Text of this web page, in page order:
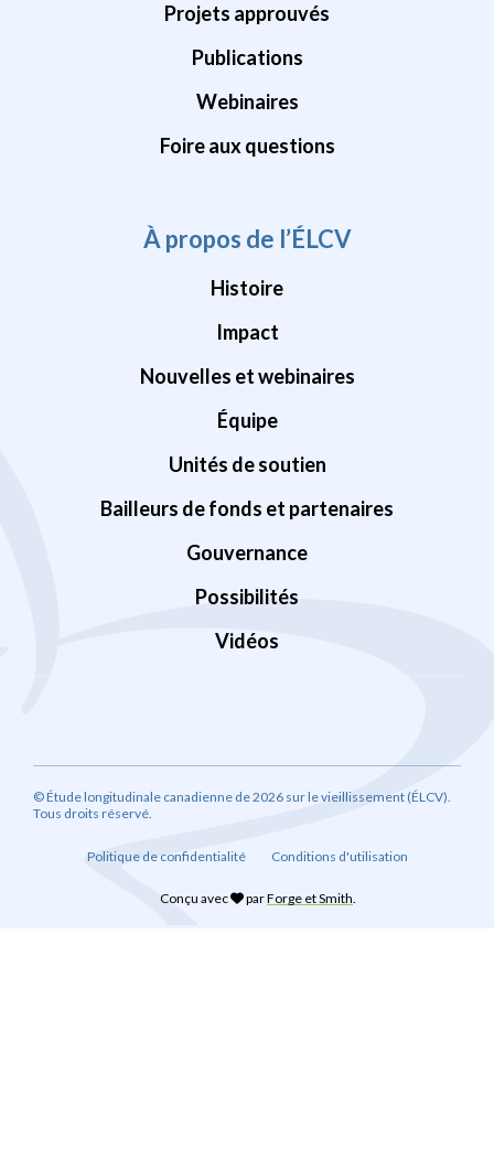
Projets approuvés
Publications
Webinaires
Foire aux questions
À propos de l’ÉLCV
Histoire
Impact
Nouvelles et webinaires
Équipe
Unités de soutien
Bailleurs de fonds et partenaires
Gouvernance
Possibilités
Vidéos
© Étude longitudinale canadienne de 2026 sur le vieillissement (ÉLCV).
Tous droits réservé.
Politique de confidentialité Conditions d'utilisation
Conçu avec parForge et Smith